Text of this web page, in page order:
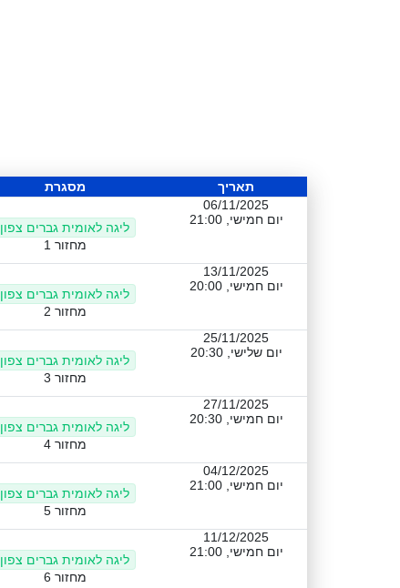
תאריך מסגרת
06/11/2025
יום חמישי, 21:00
ליגה לאומית גברים צפון
מחזור 1
13/11/2025
יום חמישי, 20:00
ליגה לאומית גברים צפון
מחזור 2
25/11/2025
יום שלישי, 20:30
ליגה לאומית גברים צפון
מחזור 3
27/11/2025
יום חמישי, 20:30
ליגה לאומית גברים צפון
מחזור 4
04/12/2025
יום חמישי, 21:00
ליגה לאומית גברים צפון
מחזור 5
11/12/2025
יום חמישי, 21:00
ליגה לאומית גברים צפון
מחזור 6